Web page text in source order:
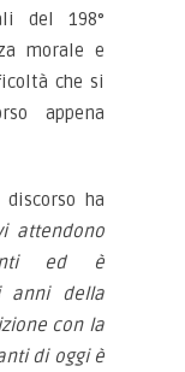
del 198°
morale e
che si
appena
ha
attendono
ed è
anni della
con la
di oggi è